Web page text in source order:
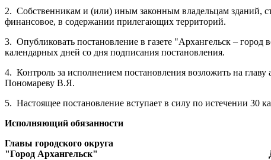
2. Собственникам и (или) иным законным владельцам зданий,
финансовое, в содержании прилегающих территорий.
3. Опубликовать постановление в газете "Архангельск –
календарных дней со дня подписания постановления.
4. Контроль за исполнением постановления возложить на
Пономареву В.Я.
5. Настоящее постановление вступает в силу по истечении 30
Исполняющий обязанности
Главы городского округа
"Город Архангельск"